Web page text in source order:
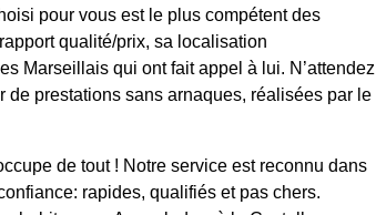
pour vous est le plus compétent des
qualité/prix, sa localisation
Marseillais qui ont fait appel à lui. N’attendez
de prestations sans arnaques, réalisées par le
de tout ! Notre service est reconnu dans
rapides, qualifiés et pas chers.